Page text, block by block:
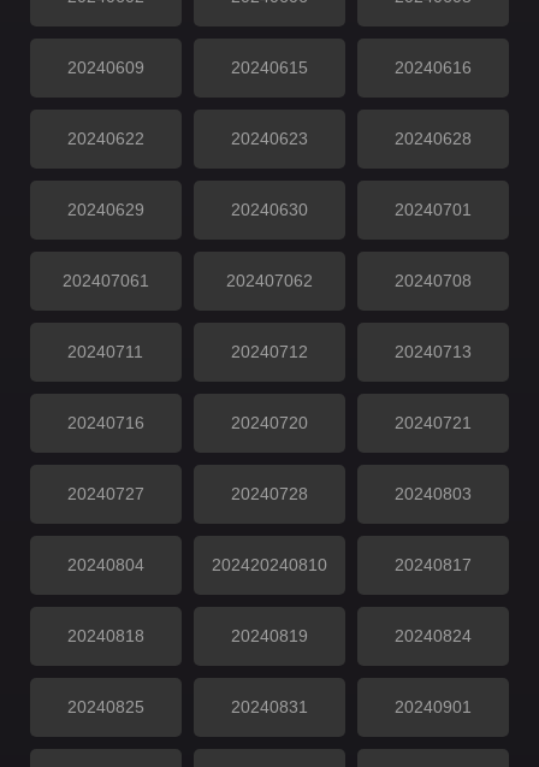
20240609 20240615 20240616
20240622 20240623 20240628
20240629 20240630 20240701
202407061 202407062 20240708
20240711 20240712 20240713
20240716 20240720 20240721
20240727 20240728 20240803
20240804 202420240810 20240817
20240818 20240819 20240824
20240825 20240831 20240901